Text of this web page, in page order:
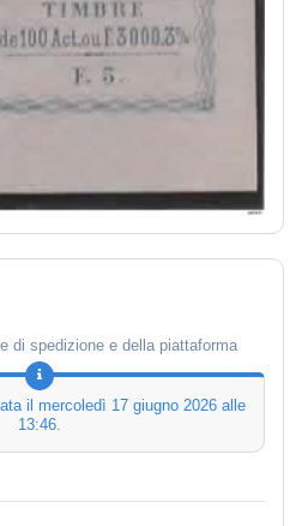
di spedizione e della piattaforma
il mercoledì 17 giugno 2026 alle
13:46